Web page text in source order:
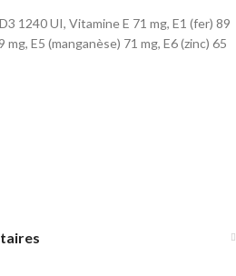
1240 UI, Vitamine E 71 mg, E1 (fer) 89
mg, E5 (manganèse) 71 mg, E6 (zinc) 65